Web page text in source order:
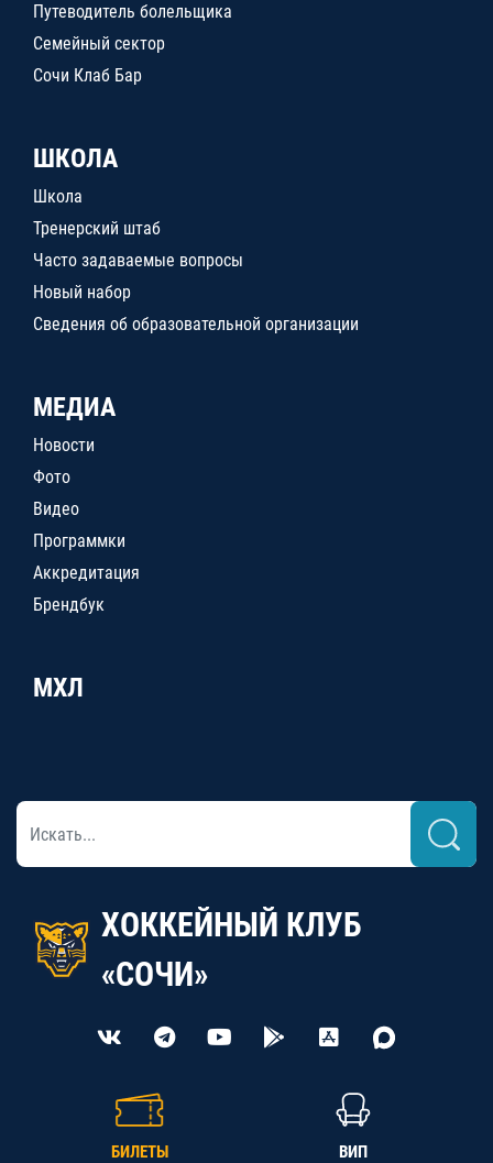
Путеводитель болельщика
Семейный сектор
Сочи Клаб Бар
ШКОЛА
Школа
Тренерский штаб
Часто задаваемые вопросы
Новый набор
Сведения об образовательной организации
МЕДИА
Новости
Фото
Видео
Программки
Аккредитация
Брендбук
МХЛ
ХОККЕЙНЫЙ КЛУБ
«СОЧИ»
БИЛЕТЫ ВИП